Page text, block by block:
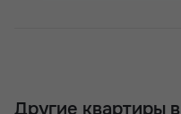
Другие квартиры в